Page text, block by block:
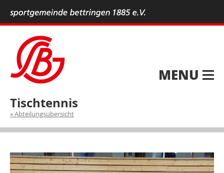
MENU
Tischtennis
Abteilungsübersicht